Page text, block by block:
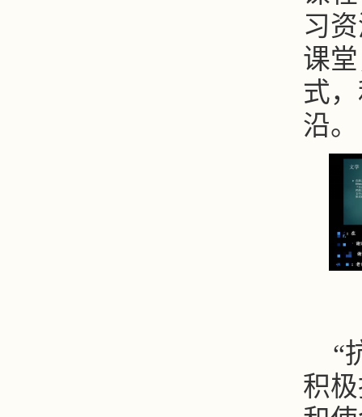
习
课
式
沿。
“
积